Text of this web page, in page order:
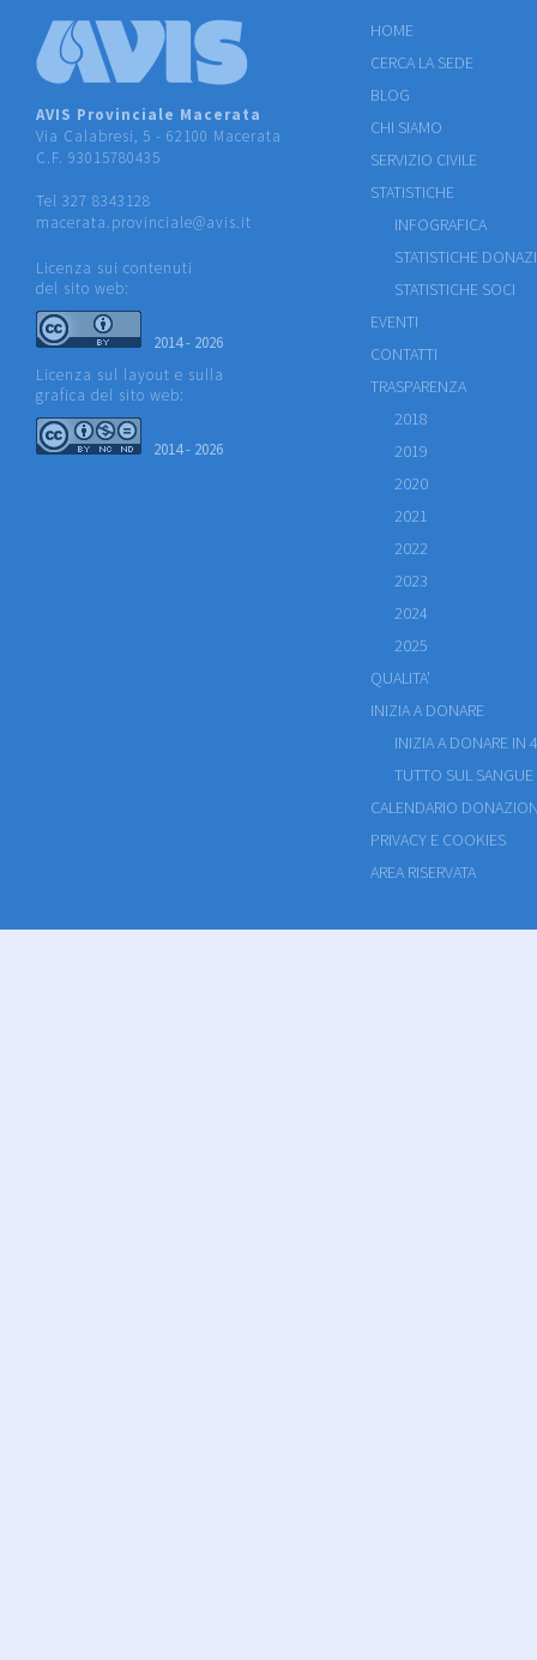
AVIS Provinciale Macerata
Via Calabresi, 5 - 62100 Macerata
C.F. 93015780435
Tel 327 8343128
macerata.provinciale@avis.it
Licenza sui contenuti
del sito web:
2014 - 2026
Licenza sul layout e sulla
grafica del sito web:
2014 - 2026
HOME
CERCA LA SEDE
BLOG
CHI SIAMO
SERVIZIO CIVILE
STATISTICHE
INFOGRAFICA
STATISTICHE
STATISTICHE SOCI
EVENTI
CONTATTI
TRASPARENZA
2018
2019
2020
2021
2022
2023
2024
2025
QUALITA'
INIZIA A DONARE
INIZIA A DONARE IN
TUTTO SUL SANGUE
CALENDARIO
PRIVACY E COOKIES
AREA RISERVATA